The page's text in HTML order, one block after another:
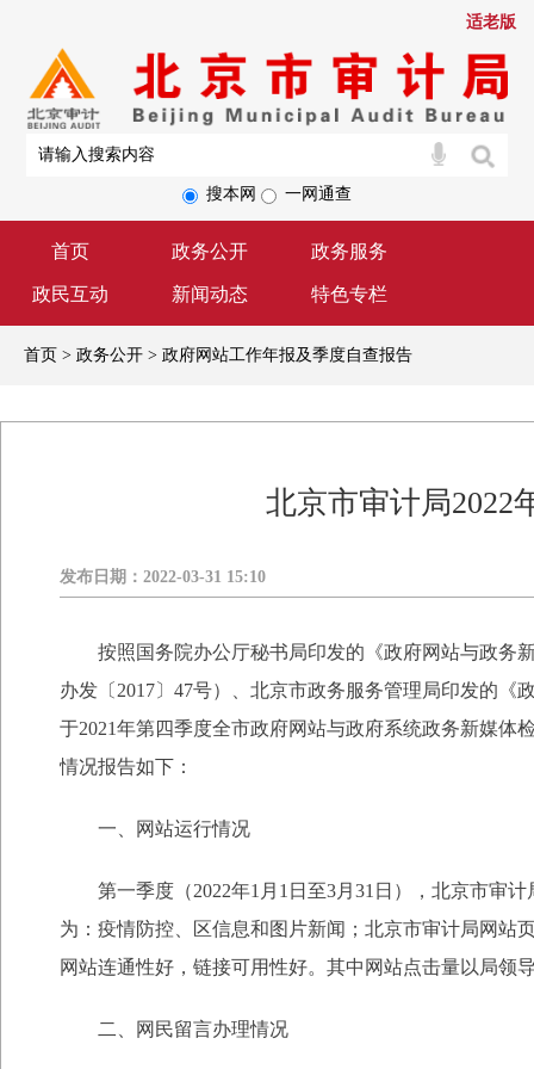
适老版
首页 政务公开 政务服务
政民互动 新闻动态 特色专栏
搜本网 一网通查
首页 > 政务公开 > 政府网站工作年报及季度自查报告
北京市审计局2022
发布日期： 2022-03-31 15:10
按照国务院办公厅秘书局印发的《政府网站与政务
办发〔2017〕47号）、北京市政务服务管理局印发的
于2021年第四季度全市政府网站与政府系统政务新媒体
情况报告如下：
一、网站运行情况
第一季度（2022年1月1日至3月31日），北京市审
为：疫情防控、区信息和图片新闻；北京市审计局网站
网站连通性好，链接可用性好。其中网站点击量以局领
二、网民留言办理情况